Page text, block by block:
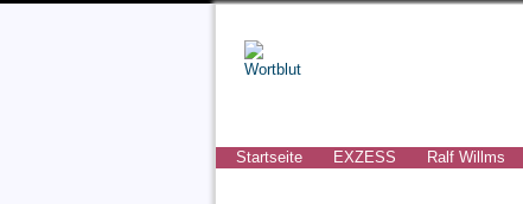
Startseite EXZESS Ralf Willms